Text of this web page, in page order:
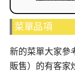
菜單品項
新的菜單大家參
販售）的有客家